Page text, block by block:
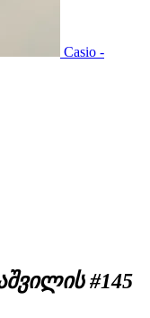
Casio -
#145